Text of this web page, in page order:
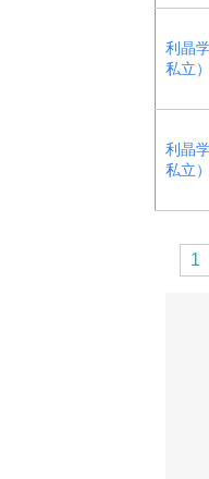
利晶
私立）
利晶
私立）
1